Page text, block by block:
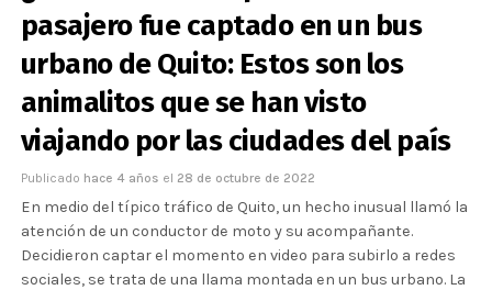
pasajero fue captado en un bus
urbano de Quito: Estos son los
animalitos que se han visto
viajando por las ciudades del país
Publicado hace 4 años el 28 de octubre de 2022
En medio del típico tráfico de Quito, un hecho inusual llamó la
atención de un conductor de moto y su acompañante.
Decidieron captar el momento en video para subirlo a redes
sociales, se trata de una llama montada en un bus urbano. La